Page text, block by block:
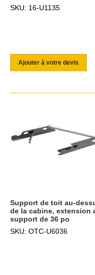
SKU: 16-U1135
Ajouter à votre devis
Support de toit au-
de la cabine, extension
support de 36 po
SKU: OTC-U6036